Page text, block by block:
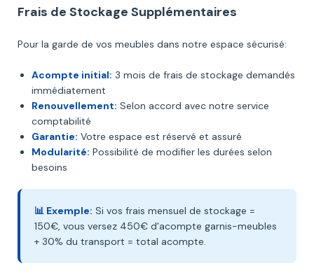
Frais de Stockage Supplémentaires
Pour la garde de vos meubles dans notre espace sécurisé:
Acompte initial: 3 mois de frais de stockage demandés
immédiatement
Renouvellement: Selon accord avec notre service
comptabilité
Garantie: Votre espace est réservé et assuré
Modularité: Possibilité de modifier les durées selon
besoins
📊 Exemple: Si vos frais mensuel de stockage =
150€, vous versez 450€ d'acompte garnis-meubles
+ 30% du transport = total acompte.